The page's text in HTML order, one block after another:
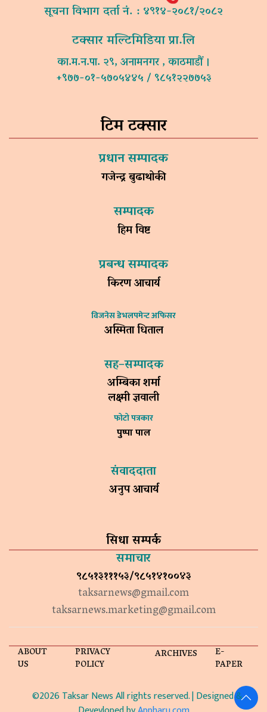
सूचना विभाग दर्ता नं. : ४९१४-२०८१/२०८२
टक्सार मल्टिमिडिया प्रा.लि
का.म.न.पा. २९, अनामनगर , काठमाडौं ।
+९७७-०१-५७०५४४५ / ९८५१२२७७५३
टिम टक्सार
प्रधान सम्पादक
गजेन्द्र बुढाथोकी
सम्पादक
हिम विष्ट
प्रबन्ध सम्पादक
किरण आचार्य
विजनेस डेभलपमेन्ट अफिसर
अस्मिता धिताल
सह–सम्पादक
अम्बिका शर्मा
लक्ष्मी ज्ञवाली
फोटो पत्रकार
पुष्पा पाल
संवाददाता
अनुप आचार्य
सिधा सम्पर्क
समाचार
९८५१३१११५३/९८५१४१००४३
taksarnews@gmail.com
taksarnews.marketing@gmail.com
ABOUT
US
PRIVACY
POLICY
ARCHIVES E-
PAPER
©2026 Taksar News All rights reserved. | Designed &